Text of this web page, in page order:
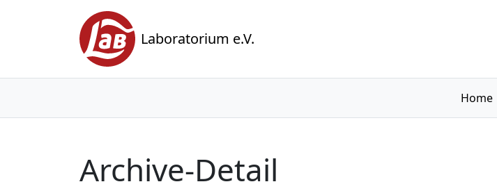
Laboratorium e.V.
Home
Archive-Detail